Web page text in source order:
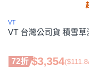
VT
VT 台灣公司貨 積雪
72折 $3,354